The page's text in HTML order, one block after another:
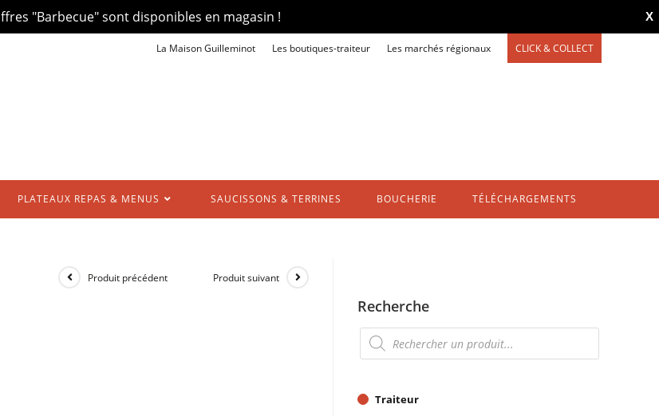
X
"Barbecue" sont disponibles en magasin !
La Maison Guilleminot Les boutiques-traiteur Les marchés régionaux CLICK & COLLECT
PLATEAUX REPAS & MENUS SAUCISSONS & TERRINES BOUCHERIE TÉLÉCHARGEMENTS
Produit précédent Produit suivant
Recherche
Recherche
de
produits
Traiteur